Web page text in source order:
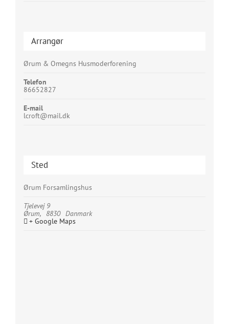
Arrangør
Ørum & Omegns Husmoderforening
Telefon
86652827
E-mail
lcroft@mail.dk
Sted
Ørum Forsamlingshus
Tjelevej 9
Ørum, 8830 Danmark
+ Google Maps